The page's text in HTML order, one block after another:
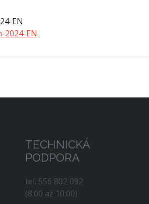
EN
2024-EN
TECHNICKÁ
PODPORA
tel. 556 802 092
(8:00 až 10:00)